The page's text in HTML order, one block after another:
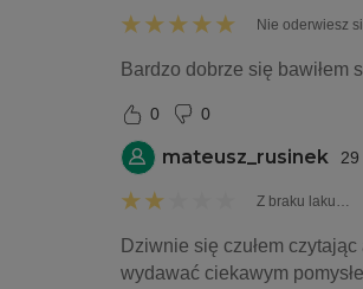
Nie oderwiesz
Bardzo dobrze się bawiłem
0 0
mateusz_rusinek
Z braku laku…
Dziwnie się czułem
wydawać ciekawym